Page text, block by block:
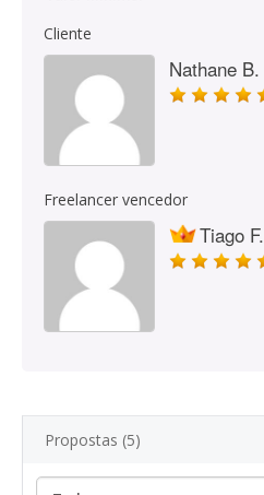
Cliente
Nathane B.
Freelancer vencedor
Tiago F.
Propostas (5)